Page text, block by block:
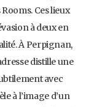
Ces lieux
à deux en
À Perpignan,
distille une
avec
à l’image d’un